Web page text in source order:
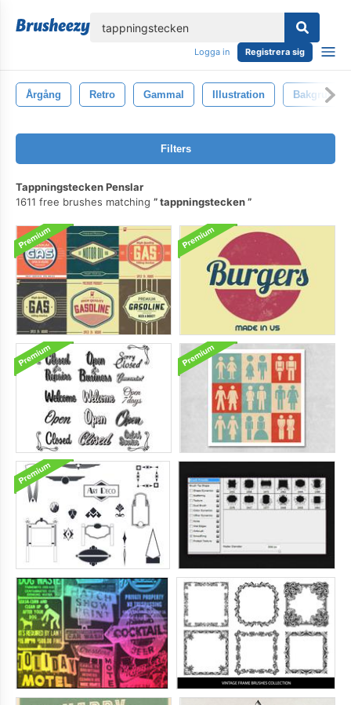
Logga in Registrera sig
Årgång Retro Gammal Illustration Bakgrund
Filters
Tappningstecken Penslar
1611 free brushes matching
tappningstecken